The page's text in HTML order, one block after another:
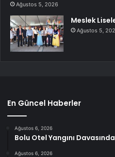
Ağustos 5, 2026
Meslek
Ağustos 5,
En Güncel Haberler
Ağustos 6, 2026
Bolu Otel Yangını
Ağustos 6, 2026